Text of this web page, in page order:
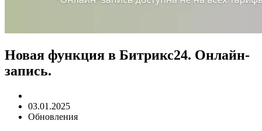
Новая функция в Битрикс24. Онлайн-
запись.
03.01.2025
Обновления